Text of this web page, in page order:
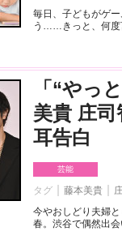
毎日、子どもがゲ
う……きっと、何度
「“やっ
美貴 庄
耳告白
芸能
タグ 藤本美貴
今やおしどり夫婦
春。渋谷で偶然出